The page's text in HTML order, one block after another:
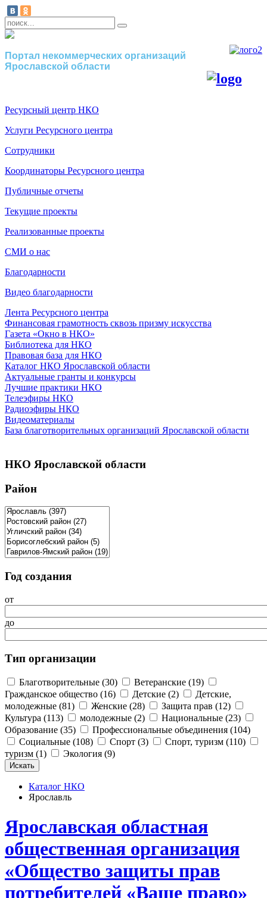
Портал некоммерческих организаций
Ярославской области
Ресурсный центр НКО
Услуги Ресурсного центра
Сотрудники
Координаторы Ресурсного центра
Публичные отчеты
Текущие проекты
Реализованные проекты
СМИ о нас
Благодарности
Видео благодарности
Лента Ресурсного центра
Финансовая грамотность сквозь призму искусства
Газета «Окно в НКО»
Библиотека для НКО
Правовая база для НКО
Каталог НКО Ярославской области
Актуальные гранты и конкурсы
Лучшие практики НКО
Телеэфиры НКО
Радиоэфиры НКО
Видеоматериалы
База благотворительных организаций Ярославской области
НКО Ярославской области
Район
Год создания
от
до
Тип организации
Благотворительные (30)
Ветеранские (19)
Гражданское общество (16)
Детские (2)
Детские,
молодежные (81)
Женские (28)
Защита прав (12)
Культура (113)
молодежные (2)
Национальные (23)
Образование (35)
Профессиональные объединения (104)
Социальные (108)
Спорт (3)
Спорт, туризм (110)
туризм (1)
Экология (9)
Каталог НКО
Ярославль
Ярославская областная
общественная организация
«Общество защиты прав
потребителей «Ваше право»